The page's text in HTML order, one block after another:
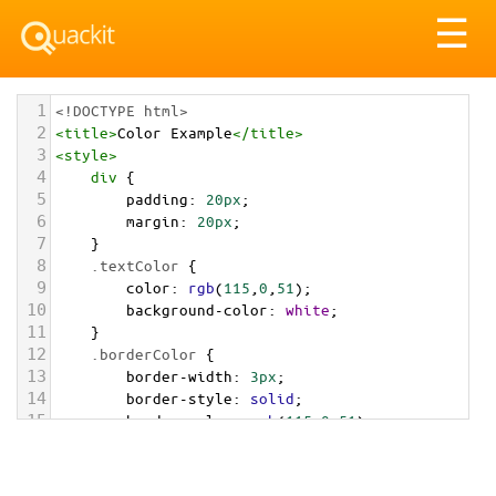
☰
1 <!DOCTYPE html>
2 <title>Color Example</title>
3 <style>
4 div {
5 padding: 20px;
6 margin: 20px;
7 }
8 .textColor {
9 color: rgb(115 0 51 );
10 background-color: white;
11 }
12 .borderColor {
13 border-width: 3px;
14 border-style: solid;
15 border-color: rgb(115,0,51);